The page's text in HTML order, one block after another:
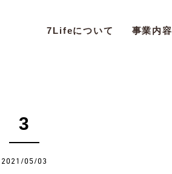
7Lifeについて 事業内容
3
2021/05/03